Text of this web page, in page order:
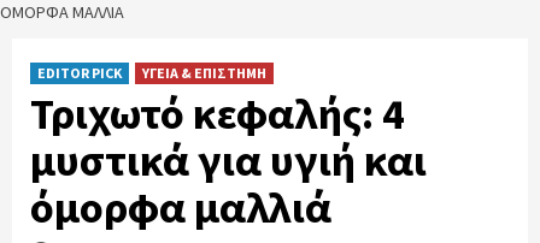
ΌΜΟΡΦΑ ΜΑΛΛΙΆ
EDITOR PICK ΥΓΕΙΑ & ΕΠΙΣΤΗΜΗ
Τριχωτό κεφαλής: 4
μυστικά για υγιή και
όμορφα μαλλιά